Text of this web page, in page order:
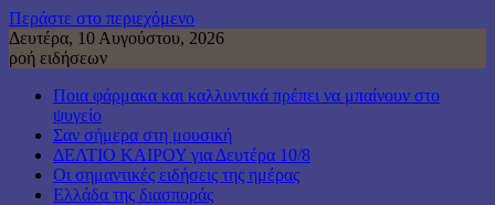
Περάστε στο περιεχόμενο
Δευτέρα, 10 Αυγούστου, 2026
ροή ειδήσεων
Ποια φάρμακα και καλλυντικά πρέπει να μπαίνουν στο
ψυγείο
Σαν σήμερα στη μουσική
ΔΕΛΤΙΟ ΚΑΙΡΟΥ για Δευτέρα 10/8
Οι σημαντικές ειδήσεις της ημέρας
Ελλάδα της διασποράς